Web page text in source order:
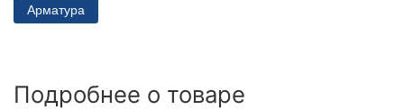
Арматура
Подробнее о товаре